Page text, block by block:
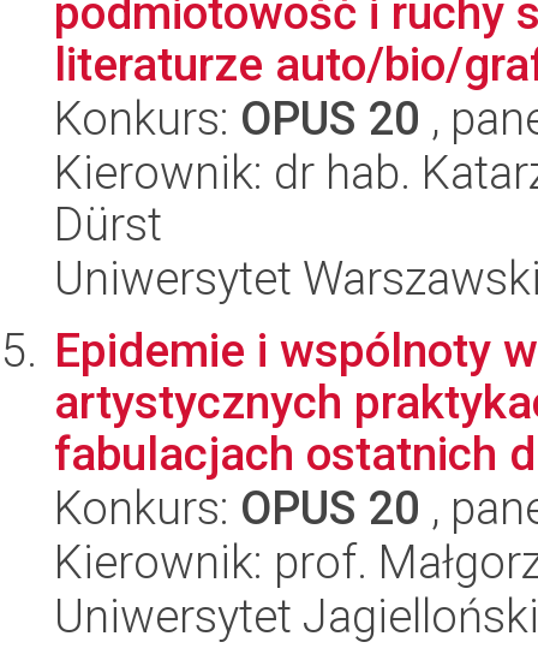
podmiotowość i ruchy
literaturze auto/bio/
Konkurs: OPUS 20 ,
Kierownik: dr hab.
Dürst
Uniwersytet
Epidemie i wspólnoty
artystycznych
fabulacjach ostatnich
Konkurs: OPUS 20 ,
Kierownik: prof.
Uniwersytet